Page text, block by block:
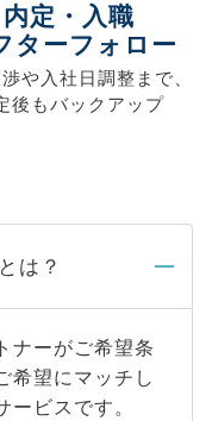
内定・入職
ターフォロー
や入社日調整まで、
後もバックアップ
は？
ナーがご希望条
希望にマッチし
ビスです。